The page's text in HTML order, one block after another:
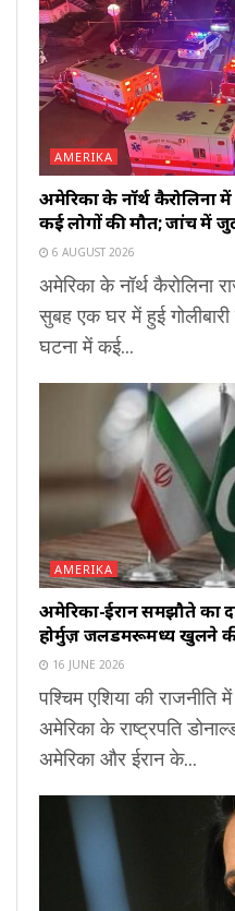
AMERIKA
अमेरिका के नॉर्थ
कई लोगों की मौत; जांच में
6 AUGUST 2026
अमेरिका के नॉर्थ कैरोलिना
सुबह एक घर में हुई
घटना में कई...
AMERIKA
अमेरिका-ईरान समझौते का
होर्मुज़ जलडमरूमध्य खुलने
16 JUNE 2026
पश्चिम एशिया की
अमेरिका के राष्ट्रपति
अमेरिका और ईरान के...